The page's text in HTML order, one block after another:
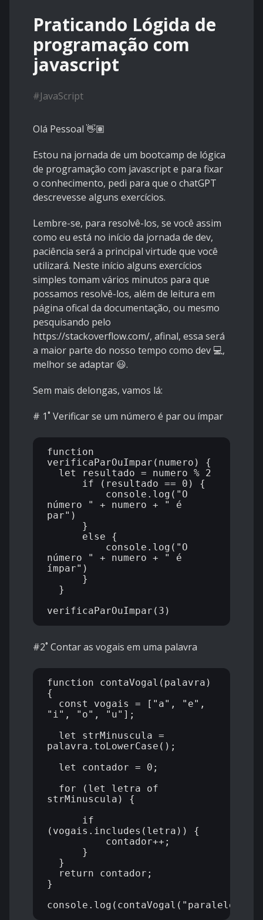
Praticando Lógida de
programação com
javascript
#JavaScript
Olá Pessoal 👋🏽
Estou na jornada de um bootcamp de lógica
de programação com javascript e para fixar
o conhecimento, pedi para que o chatGPT
descrevesse alguns exercícios.
Lembre-se, para resolvê-los, se você assim
como eu está no início da jornada de dev,
paciência será a principal virtude que você
utilizará. Neste início alguns exercícios
simples tomam vários minutos para que
possamos resolvê-los, além de leitura em
página ofical da documentação, ou mesmo
pesquisando pelo
https://stackoverflow.com/, afinal, essa será
a maior parte do nosso tempo como dev 💻,
melhor se adaptar 😃.
Sem mais delongas, vamos lá:
# 1˚ Verificar se um número é par ou ímpar
function
verificaParOuImpar(numero) {
número " + numero + " é
par")
número " + numero + " é
ímpar")
#2˚ Contar as vogais em uma palavra
function contaVogal(palavra)
{
"i", "o", "u"];
palavra.toLowerCase();
strMinuscula) {
(vogais.includes(letra)) {
}